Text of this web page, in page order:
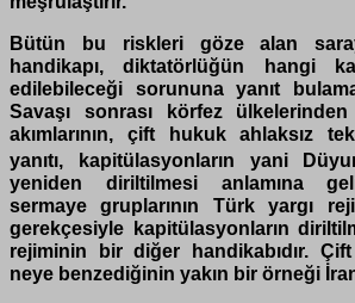
Bütün bu riskleri göze alan
handikapı, diktatörlüğün hangi
edilebileceği sorununa yanıt
Savaşı sonrası körfez
akımlarının, çift hukuk ahlaksız
yanıtı, kapitülasyonların yani
yeniden diriltilmesi anlamına
sermaye gruplarının Türk yargı
gerekçesiyle kapitülasyonların
rejiminin bir diğer handikabıdır.
neye benzediğinin yakın bir örneği